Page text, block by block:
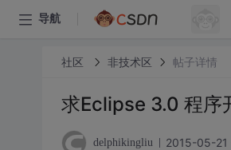
导航
社区 非技术区 帖子详情
求Eclipse 3.0 程序
delphikingliu 2015-05-21